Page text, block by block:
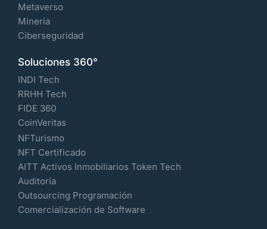
Metaverso
Mineria
Ciberseguridad
Soluciones 360°
INDI Tech
RRHH Tech
FIDE 360
CoinVeritas
NFTurismo
NFT Certificado
AITT Activos Inmobiliarios Token Tech
Auditoría
Outsourcing Programación
Comercialización de Software